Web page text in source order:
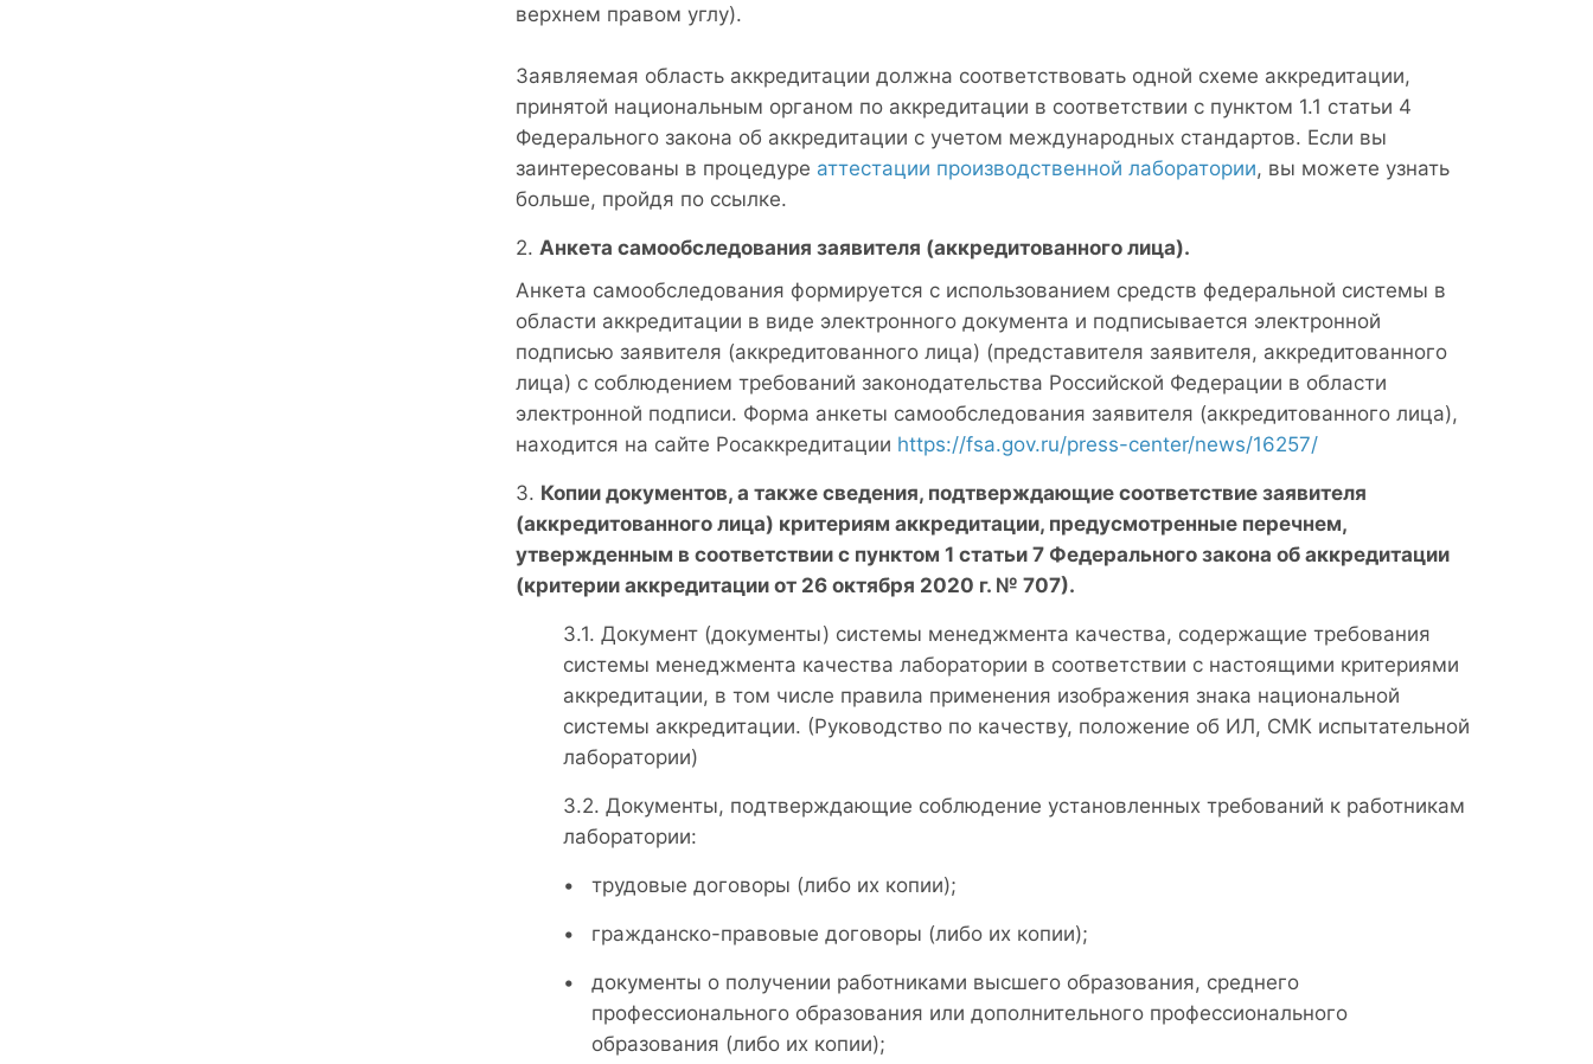
верхнем правом углу).
Заявляемая область аккредитации должна соответствовать одной схеме аккредитации,
принятой национальным органом по аккредитации в соответствии с пунктом 1.1 статьи 4
Федерального закона об аккредитации с учетом международных стандартов. Если вы
заинтересованы в процедуре аттестации производственной лаборатории, вы можете узнать
больше, пройдя по ссылке.
Анкета самообследования заявителя (аккредитованного лица).
Анкета самообследования формируется с использованием средств федеральной системы в
области аккредитации в виде электронного документа и подписывается электронной
подписью заявителя (аккредитованного лица) (представителя заявителя, аккредитованного
лица) с соблюдением требований законодательства Российской Федерации в области
электронной подписи. Форма анкеты самообследования заявителя (аккредитованного лица),
находится на сайте Росаккредитации https://fsa.gov.ru/press-center/news/16257/
Копии документов, а также сведения, подтверждающие соответствие заявителя
(аккредитованного лица) критериям аккредитации, предусмотренные перечнем,
утвержденным в соответствии с пунктом 1 статьи 7 Федерального закона об аккредитации
(критерии аккредитации от 26 октября 2020 г. № 707).
Документ (документы) системы менеджмента качества, содержащие требования
системы менеджмента качества лаборатории в соответствии с настоящими критериями
аккредитации, в том числе правила применения изображения знака национальной
системы аккредитации. (Руководство по качеству, положение об ИЛ, СМК испытательной
лаборатории)
Документы, подтверждающие соблюдение установленных требований к работникам
лаборатории:
трудовые договоры (либо их копии);
гражданско-правовые договоры (либо их копии);
документы о получении работниками высшего образования, среднего
профессионального образования или дополнительного профессионального
образования (либо их копии);